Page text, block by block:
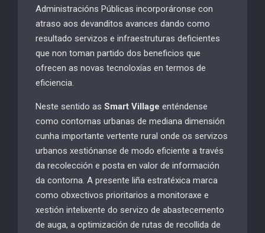
Administracións Públicas incorporáronse con
atraso aos devanditos avances dando como
resultado servizos e infraestruturas deficientes
que non toman partido dos beneficios que
ofrecen as novas tecnoloxías en termos de
eficiencia.
Neste sentido as Smart Village enténdense
como contornas urbanas de mediana dimensión
cunha importante vertente rural onde os servizos
urbanos xestiónanse de modo eficiente a través
da recolección e posta en valor de información
da contorna. A presente liña estratéxica marca
como obxectivos prioritarios a monitoraxe e
xestión intelixente do servizo de abastecemento
de auga, a optimización de rutas de recollida de